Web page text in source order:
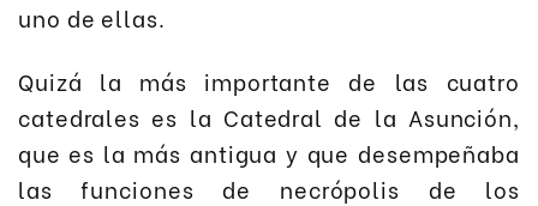
uno de ellas.
Quizá la más importante de las cuatro
catedrales es la Catedral de la Asunción,
que es la más antigua y que desempeñaba
las funciones de necrópolis de los